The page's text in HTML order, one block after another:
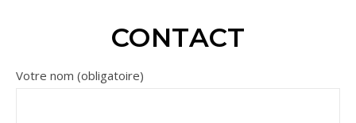
CONTACT
Votre nom (obligatoire)